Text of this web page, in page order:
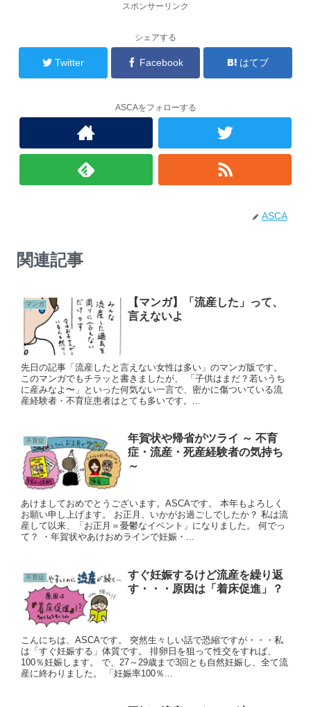
スポンサーリンク
シェアする
Twitter Facebook はてブ
ASCAをフォローする
ASCA
関連記事
マンガ
【マンガ】「流産した」って、
言えないよ
先日の記事「流産したと言えない女性は多い」のマンガ版です。
このマンガでもチラッと書きましたが、 「子供はまだ？若いうち
に産みなよ〜」といった何気ない一言で、密かに傷ついている流
産経験者・不育症患者はとても多いです。...
不育症
年賀状や帰省がツライ ～ 不育
症・流産・死産経験者の気持ち
～
あけましておめでとうございます。ASCAです。 本年もよろしく
お願い申し上げます。 お正月、いかがお過ごしでしたか？ 私は流
産して以来、「お正月＝憂鬱なイベント」になりました。 何でっ
て？ ・年賀状やあけおめラインで妊娠・...
不育症
すぐ妊娠するけど流産を繰り返
す・・・原因は「着床促進」？
こんにちは、ASCAです。 突然生々しい話で恐縮ですが・・・私
は「すぐ妊娠する」体質です。 排卵日を狙って性交をすれば、
100％妊娠します。 で、27～29歳まで3回とも自然妊娠し、全て流
産に終わりました。 「妊娠率100％...